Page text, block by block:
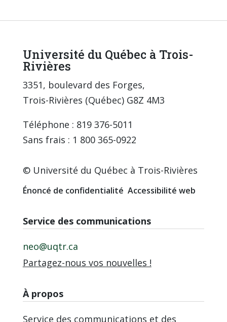
Université du Québec à Trois-
Rivières
3351, boulevard des Forges,
Trois-Rivières (Québec) G8Z 4M3
Téléphone : 819 376-5011
Sans frais : 1 800 365-0922
© Université du Québec à Trois-Rivières
Énoncé de confidentialité Accessibilité web
Service des communications
neo@uqtr.ca
Partagez-nous vos nouvelles !
À propos
Service des communications et des